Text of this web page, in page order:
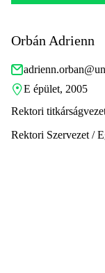
Orbán Adrienn
E épület, 2005
Rektori
Rektori Szervezet /